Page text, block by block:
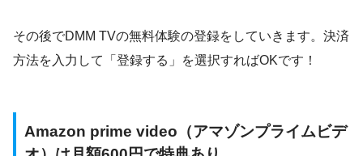
その後でDMM TVの無料体験の登録をしていきます。決済
方法を入力して「登録する」を選択すればOKです！
Amazon prime video（アマゾンプライムビデ